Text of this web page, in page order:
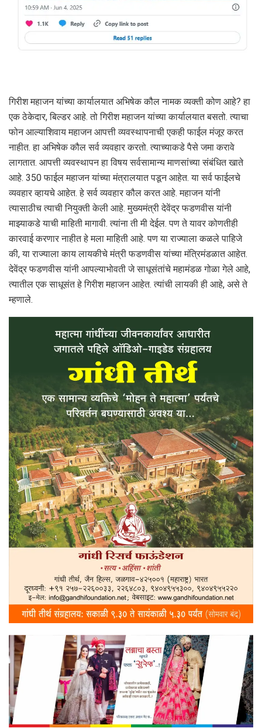
गिरीश महाजन यांच्या कार्यालयात अभिषेक कौल नामक व्यक्ती कोण आहे? हा
एक ठेकेदार, बिल्डर आहे. तो गिरीश महाजन यांच्या कार्यालयात बसतो. त्याचा
फोन आल्याशिवाय महाजन आपत्ती व्यवस्थापनाची एकही फाईल मंजूर करत
नाहीत. हा अभिषेक कौल सर्व व्यवहार करतो. त्याच्याकडे पैसे जमा करावे
लागतात. आपत्ती व्यवस्थापन हा विषय सर्वसामान्य माणसांच्या संबंधित खाते
आहे. 350 फाईल महाजन यांच्या मंत्रालयात पडून आहेत. या सर्व फाईलचे
व्यवहार व्हायचे आहेत. हे सर्व व्यवहार कौल करत आहे. महाजन यांनी
त्यासाठीच त्याची नियुक्ती केली आहे. मुख्यमंत्री देवेंद्र फडणवीस यांनी
माझ्याकडे याची माहिती मागावी. त्यांना ती मी देईल. पण ते यावर कोणतीही
कारवाई करणार नाहीत हे मला माहिती आहे. पण या राज्याला कळले पाहिजे
की, या राज्याला काय लायकीचे मंत्री फडणवीस यांच्या मंत्रिमंडळात आहेत.
देवेंद्र फडणवीस यांनी आपल्याभोवती जे साधूसंतांचे महामंडळ गोळा गेले आहे,
त्यातील एक साधूसंत हे गिरीश महाजन आहेत. त्यांची लायकी ही आहे, असे ते
म्हणाले.